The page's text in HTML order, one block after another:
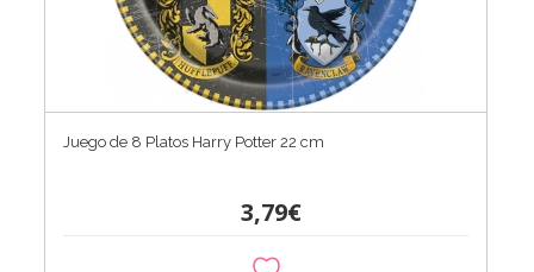
Juego de 8 Platos Harry Potter 22 cm
3,79€